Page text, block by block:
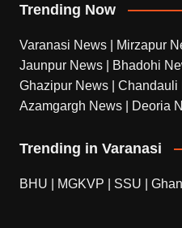
Trending Now
Varanasi News Mirzapur
Jaunpur News
Bhadohi
Ghazipur News
Chandauli
Azamgargh News
Deoria
Trending in Varanasi
BHU MGKVP SSU